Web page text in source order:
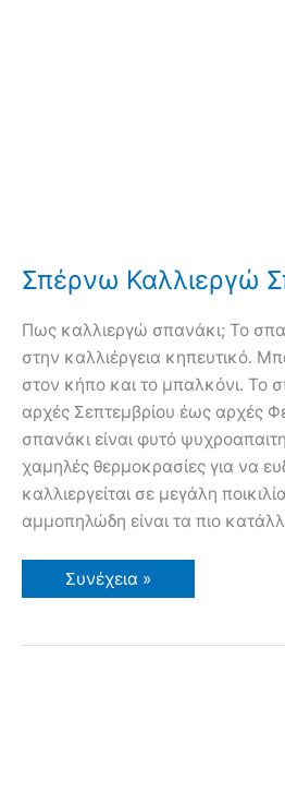
Σπέρνω Καλλιεργώ
Πως καλλιεργώ σπανάκι; Το
στην καλλιέργεια κηπευτικό.
στον κήπο και το μπαλκόνι. Το
αρχές Σεπτεμβρίου έως αρχές
σπανάκι είναι φυτό
χαμηλές θερμοκρασίες για να
καλλιεργείται σε μεγάλη
αμμοπηλώδη είναι τα πιο
Σπέρνω
Καλλιεργώ
Συνέχεια »